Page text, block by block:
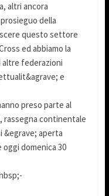
altri ancora
della
questo settore
ed abbiamo la
altre federazioni
e
preso parte al
rassegna continentale
&egrave; aperta
domenica 30